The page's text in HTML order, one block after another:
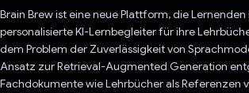
Brain Brew ist eine neue Plattform, die
personalisierte KI-Lernbegleiter für ihre
dem Problem der Zuverlässigkeit von
Ansatz zur Retrieval-Augmented Generation
Fachdokumente wie Lehrbücher als Referenzen